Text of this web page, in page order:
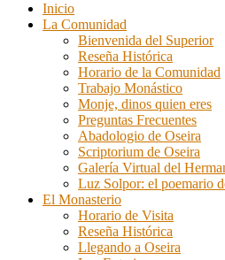
Inicio
La Comunidad
Bienvenida del Superior
Reseña Histórica
Horario de la Comunidad
Trabajo Monástico
Monje, dinos quien eres
Preguntas Frecuentes
Abadologio de Oseira
Scriptorium de Oseira
Galería Virtual del
Luz Solpor: el poemario
El Monasterio
Horario de Visita
Reseña Histórica
Llegando a Oseira